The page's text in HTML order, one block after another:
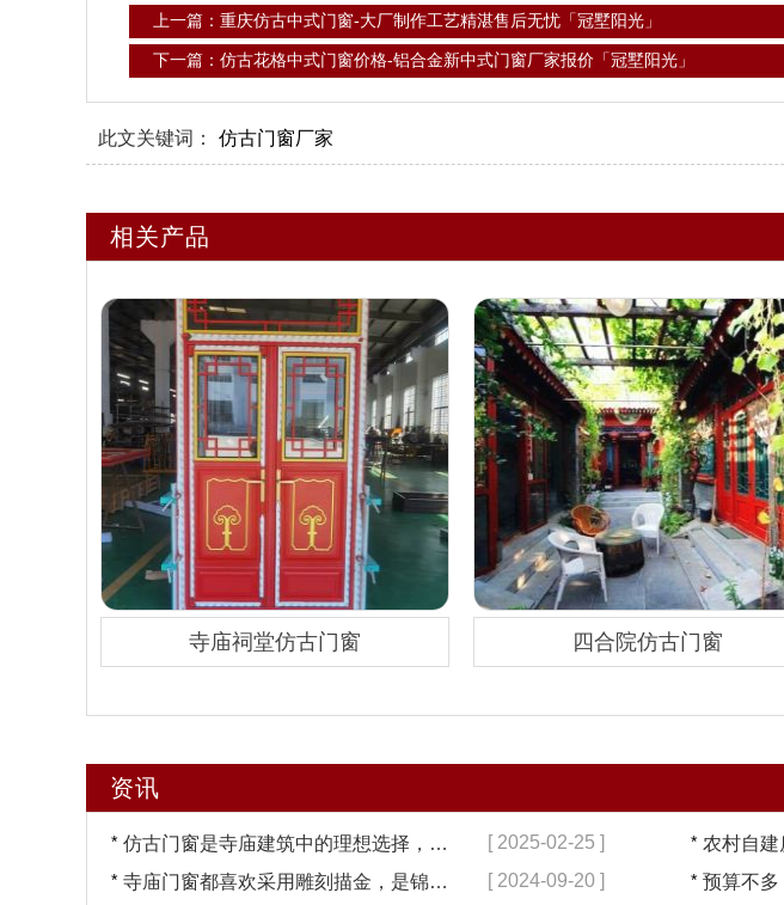
上一篇：重庆仿古中式门窗-大厂制作工艺精湛售后无忧「冠墅阳光」
下一篇：仿古花格中式门窗价格-铝合金新中式门窗厂家报价「冠墅阳光」
此文关键词： 仿古门窗厂家
相关产品
寺庙祠堂仿古门窗 四合院仿古门窗
资讯
* 仿古门窗是寺庙建筑中的理想选择，换一次用终生【冠墅阳光】 [ 2025-02-25 ] *
* 寺庙门窗都喜欢采用雕刻描金，是锦上添花吗？【冠墅阳光】 [ 2024-09-20 ] *